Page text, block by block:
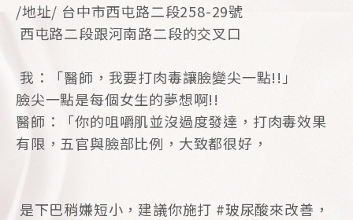
/地址/ 台中市西屯路二段258-29號
西屯路二段跟河南路二段的交叉口
我：「醫師，我要打肉毒讓臉變尖一點!!」
臉尖一點是每個女生的夢想啊!!
醫師：「你的咀嚼肌並沒過度發達，打肉毒效果
有限，五官與臉部比例，大致都很好，
是下巴稍嫌短小，建議你施打 #玻尿酸來改善，